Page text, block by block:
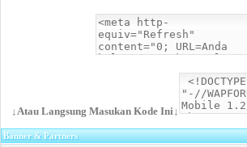
↓Atau Langsung Masukan Kode Ini↓
Banner & Partners